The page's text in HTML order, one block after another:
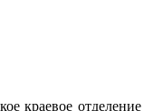
краевое